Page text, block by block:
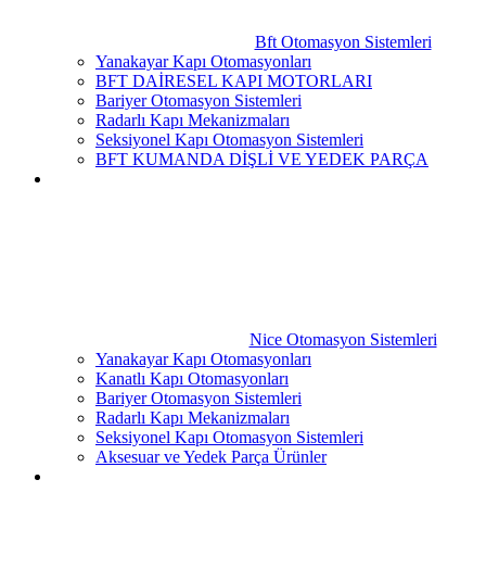
Bft Otomasyon Sistemleri
Yanakayar Kapı Otomasyonları
BFT DAİRESEL KAPI MOTORLARI
Bariyer Otomasyon Sistemleri
Radarlı Kapı Mekanizmaları
Seksiyonel Kapı Otomasyon Sistemleri
BFT KUMANDA DİŞLİ VE YEDEK PARÇA
Nice Otomasyon Sistemleri
Yanakayar Kapı Otomasyonları
Kanatlı Kapı Otomasyonları
Bariyer Otomasyon Sistemleri
Radarlı Kapı Mekanizmaları
Seksiyonel Kapı Otomasyon Sistemleri
Aksesuar ve Yedek Parça Ürünler